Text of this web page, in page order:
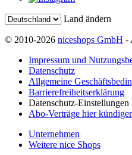
Land ändern
© 2010-2026 niceshops GmbH -
Impressum und
Datenschutz
Allgemeine
Barrierefreiheitserklärung
Datenschutz-Einstellungen
Abo-Verträge hier
Unternehmen
Weitere nice Shops